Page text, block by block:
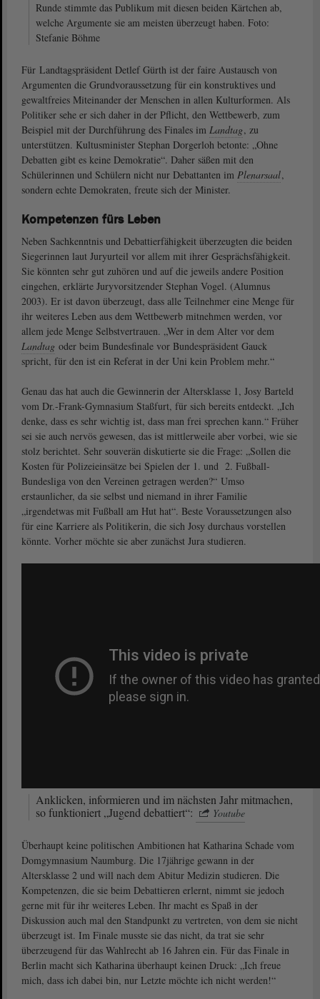
Runde stimmte das Publikum mit diesen beiden Kärtchen ab,
welche Argumente sie am meisten überzeugt haben. Foto:
Stefanie Böhme
Für Landtagspräsident Detlef Gürth ist der faire Austausch von
Argumenten die Grundvoraussetzung für ein konstruktives und
gewaltfreies Miteinander der Menschen in allen Kulturformen. Als
Politiker sehe er sich daher in der Pflicht, den Wettbewerb, zum
Beispiel mit der Durchführung des Finales im Landtag, zu
unterstützen. Kultusminister Stephan Dorgerloh betonte: „Ohne
Debatten gibt es keine Demokratie“. Daher säßen mit den
Schülerinnen und Schülern nicht nur Debattanten im Plenarsaal,
sondern echte Demokraten, freute sich der Minister.
Kompetenzen fürs Leben
Neben Sachkenntnis und Debattierfähigkeit überzeugten die beiden
Siegerinnen laut Juryurteil vor allem mit ihrer Gesprächsfähigkeit.
Sie könnten sehr gut zuhören und auf die jeweils andere Position
eingehen, erklärte Juryvorsitzender Stephan Vogel. (Alumnus
2003). Er ist davon überzeugt, dass alle Teilnehmer eine Menge für
ihr weiteres Leben aus dem Wettbewerb mitnehmen werden, vor
allem jede Menge Selbstvertrauen. „Wer in dem Alter vor dem
Landtag oder beim Bundesfinale vor Bundespräsident Gauck
spricht, für den ist ein Referat in der Uni kein Problem mehr.“
Genau das hat auch die Gewinnerin der Altersklasse 1, Josy Barteld
vom Dr.-Frank-Gymnasium Staßfurt, für sich bereits entdeckt. „Ich
denke, dass es sehr wichtig ist, dass man frei sprechen kann.“ Früher
sei sie auch nervös gewesen, das ist mittlerweile aber vorbei, wie sie
stolz berichtet. Sehr souverän diskutierte sie die Frage: „Sollen die
Kosten für Polizeieinsätze bei Spielen der 1. und 2. Fußball-
Bundesliga von den Vereinen getragen werden?“ Umso
erstaunlicher, da sie selbst und niemand in ihrer Familie
„irgendetwas mit Fußball am Hut hat“. Beste Voraussetzungen also
für eine Karriere als Politikerin, die sich Josy durchaus vorstellen
könnte. Vorher möchte sie aber zunächst Jura studieren.
Anklicken, informieren und im nächsten Jahr mitmachen,
so funktioniert „Jugend debattiert“:
Youtube
Überhaupt keine politischen Ambitionen hat Katharina Schade vom
Domgymnasium Naumburg. Die 17jährige gewann in der
Altersklasse 2 und will nach dem Abitur Medizin studieren. Die
Kompetenzen, die sie beim Debattieren erlernt, nimmt sie jedoch
gerne mit für ihr weiteres Leben. Ihr macht es Spaß in der
Diskussion auch mal den Standpunkt zu vertreten, von dem sie nicht
überzeugt ist. Im Finale musste sie das nicht, da trat sie sehr
überzeugend für das Wahlrecht ab 16 Jahren ein. Für das Finale in
Berlin macht sich Katharina überhaupt keinen Druck: „Ich freue
mich, dass ich dabei bin, nur Letzte möchte ich nicht werden!“